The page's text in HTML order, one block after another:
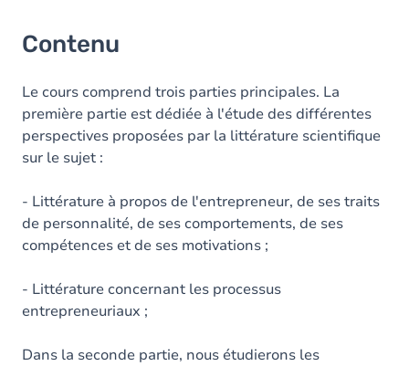
Contenu
Le cours comprend trois parties principales. La
première partie est dédiée à l'étude des différentes
perspectives proposées par la littérature scientifique
sur le sujet :
- Littérature à propos de l'entrepreneur, de ses traits
de personnalité, de ses comportements, de ses
compétences et de ses motivations ;
- Littérature concernant les processus
entrepreneuriaux ;
Dans la seconde partie, nous étudierons les